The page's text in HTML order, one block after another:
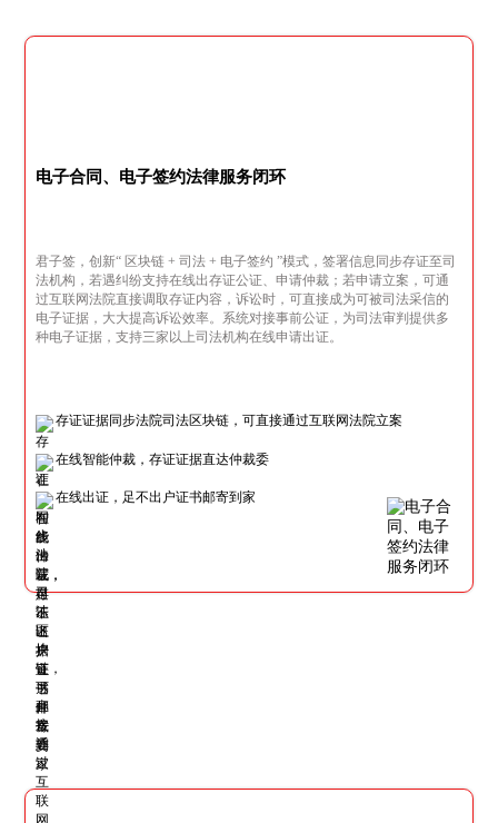
电子合同、电子签约法律服务闭环
君子签，创新“ 区块链 + 司法 + 电子签约 ”模式，签署信息同步存证至司
法机构，若遇纠纷支持在线出存证公证、申请仲裁；若申请立案，可通
过互联网法院直接调取存证内容，诉讼时，可直接成为可被司法采信的
电子证据，大大提高诉讼效率。系统对接事前公证，为司法审判提供多
种电子证据，支持三家以上司法机构在线申请出证。
存证证据同步法院司法区块链，可直接通过互联网法院立案
在线智能仲裁，存证证据直达仲裁委
在线出证，足不出户证书邮寄到家